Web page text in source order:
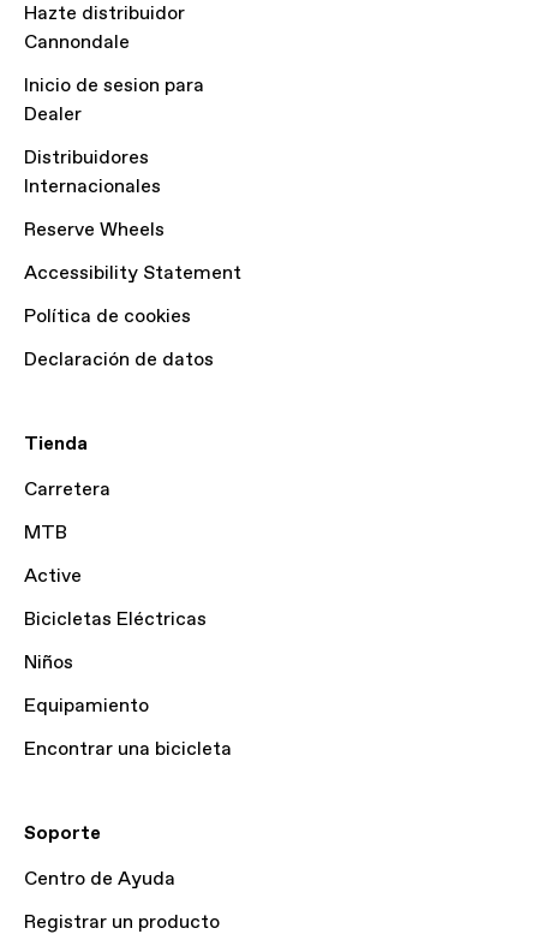
Hazte distribuidor
Cannondale
Inicio de sesion para
Dealer
Distribuidores
Internacionales
Reserve Wheels
Accessibility Statement
Política de cookies
Declaración de datos
Tienda
Carretera
MTB
Active
Bicicletas Eléctricas
Niños
Equipamiento
Encontrar una bicicleta
Soporte
Centro de Ayuda
Registrar un producto